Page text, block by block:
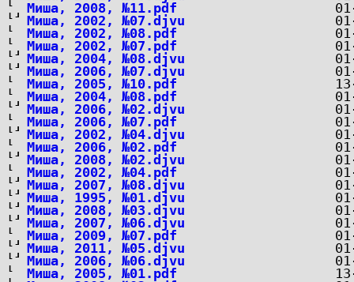
Миша, 2008, №11.pdf
Миша, 2002, №07.djvu
Миша, 2002, №08.pdf
Миша, 2002, №07.pdf
Миша, 2004, №08.djvu
Миша, 2006, №07.djvu
Миша, 2005, №10.pdf
Миша, 2004, №08.pdf
Миша, 2006, №02.djvu
Миша, 2006, №07.pdf
Миша, 2002, №04.djvu
Миша, 2006, №02.pdf
Миша, 2008, №02.djvu
Миша, 2002, №04.pdf
Миша, 2007, №08.djvu
Миша, 1995, №01.djvu
Миша, 2008, №03.djvu
Миша, 2007, №06.djvu
Миша, 2009, №07.pdf
Миша, 2011, №05.djvu
Миша, 2006, №06.djvu
Миша, 2005, №01.pdf